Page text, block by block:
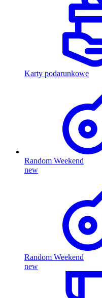
Karty podarunkowe
Random Weekend
new
Random Weekend
new